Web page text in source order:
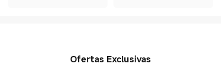
Ofertas Exclusivas